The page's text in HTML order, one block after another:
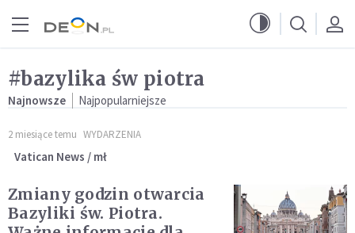
#bazylika św piotra
Najnowsze Najpopularniejsze
2 miesiące temu WYDARZENIA
Vatican News / mł
Zmiany godzin otwarcia
Bazyliki św. Piotra.